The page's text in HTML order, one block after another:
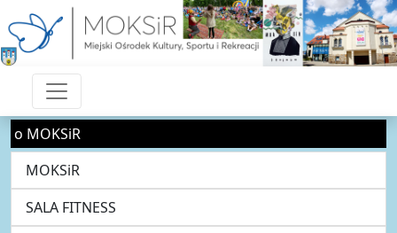
o MOKSiR
MOKSiR
SALA FITNESS